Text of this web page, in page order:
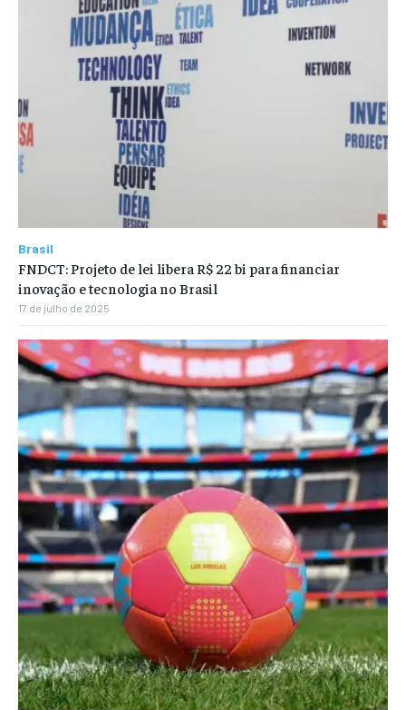
Brasil
FNDCT: Projeto de lei libera R$ 22 bi para financiar
inovação e tecnologia no Brasil
17 de julho de 2025